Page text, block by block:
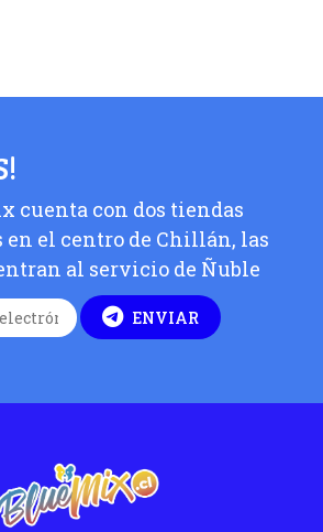
cuenta con dos tiendas
en el centro de Chillán, las
al servicio de Ñuble
ENVIAR